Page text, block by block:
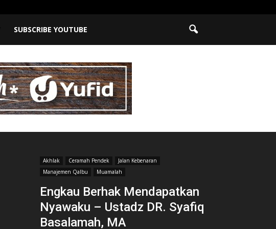
SUBSCRIBE YOUTUBE
Akhlak Ceramah Pendek
Jalan Kebenaran
Manajemen Qalbu
Muamalah
Engkau Berhak Mendapatkan
Nyawaku – Ustadz DR. Syafiq
Basalamah, MA